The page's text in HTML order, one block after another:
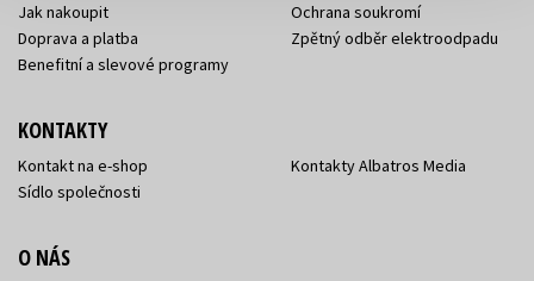
Jak nakoupit
Doprava a platba
Benefitní a slevové programy
Ochrana soukromí
Zpětný odběr elektroodpadu
KONTAKTY
Kontakt na e-shop
Sídlo společnosti
Kontakty Albatros Media
O NÁS